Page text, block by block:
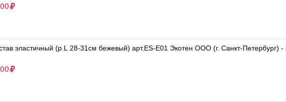
эластичный (р.L 28-31см бежевый) арт.ES-E01 Экотен ООО (г. Санкт-Петербург) -